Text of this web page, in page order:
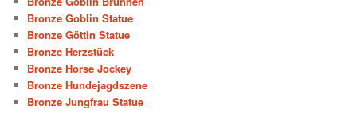
Bronze Goblin Statue
Bronze Göttin Statue
Bronze Herzstück
Bronze Horse Jockey
Bronze Hundejagdszene
Bronze Jungfrau Statue